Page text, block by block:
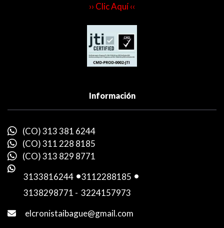
›› Clic Aquí ‹‹
Información
(CO) 313 381 6244
(CO) 311 228 8185
(CO) 313 829 8771
3133816244 -3112288185 -
3138298771 - 3224157973
elcronistaibague@gmail.com